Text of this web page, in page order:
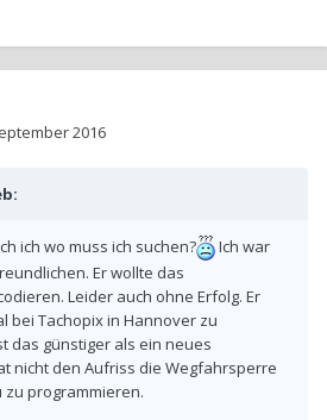
2016
ich wo muss ich suchen?
Ich war
Er wollte das
Leider auch ohne Erfolg. Er
bei Tachopix in Hannover zu
das günstiger als ein neues
nicht den Aufriss die Wegfahrsperre
zu programmieren.